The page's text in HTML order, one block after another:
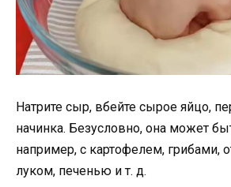
Натрите сыр, вбейте сырое яйцо,
начинка. Безусловно, она может
например, с картофелем, грибами,
луком, печенью и т. д.